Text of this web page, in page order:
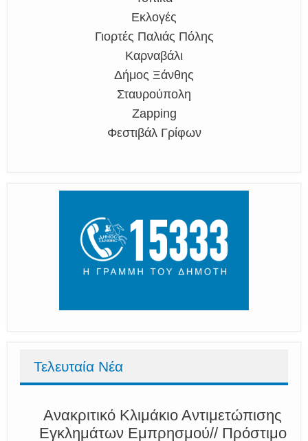
Εκλογές
Γιορτές Παλιάς Πόλης
Καρναβάλι
Δήμος Ξάνθης
Σταυρούπολη
Zapping
Φεστιβάλ Γρίφων
Τελευταία Νέα
Ανακριτικό Κλιμάκιο Αντιμετώπισης
Εγκλημάτων Εμπρησμού// Πρόστιμο